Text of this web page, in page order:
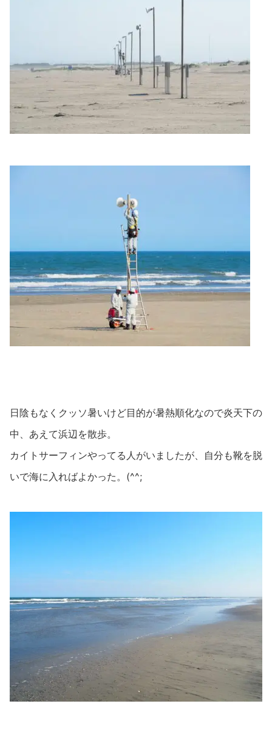
日陰もなくクッソ暑いけど目的が暑熱順化なので炎天下の
中、あえて浜辺を散歩。
カイトサーフィンやってる人がいましたが、自分も靴を脱
いで海に入ればよかった。(^^;